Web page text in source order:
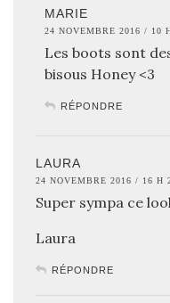
MARIE
24 NOVEMBRE 2016 / 10
Les boots sont
bisous Honey <3
RÉPONDRE
LAURA
24 NOVEMBRE 2016 / 16 H
Super sympa ce
Laura
RÉPONDRE